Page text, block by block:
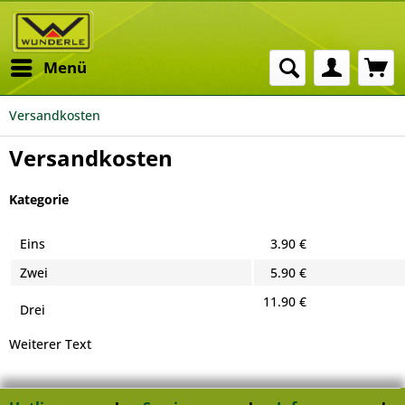
Menü
Versandkosten
Versandkosten
Kategorie
Eins
3.90 €
Zwei
5.90 €
Drei 11.90 €
Weiterer Text